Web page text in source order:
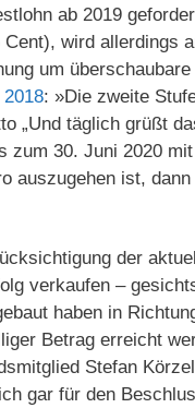
ab 2019
wird allerdings
um
: »Die zweite
„Und täglich grüßt
zum 30. Juni 2020
auszugehen ist,
der
verkaufen –
haben in
Betrag erreicht
Stefan
gar für den